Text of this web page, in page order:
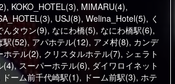
, KOKO_HOTEL(3), MIMARU(4),
, USJ(8), Welina_Hotel(5), く
んタウン(9), なにわ橋(5), なにわ橋駅(6),
駅(52), アパホテル(12), アメ村(8), カンデ
ホテル(2), クリスタルホテル(7), シェラト
(4), スーパーホテル(6), ダイワロイネット
ドーム前千代崎駅(1), ドーム前駅(3), ホテ